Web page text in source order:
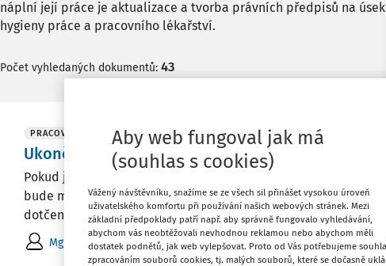
náplní její práce je aktualizace a tvorba právních předpisů na
hygieny práce a pracovního lékařství.
Počet vyhledaných dokumentů: 43
PRACOVNÍ SITUACE
Ukončení trvání nemoci z povolání
Pokud je posuzované osobě uznána nemoc z povolání,
bude mít uznanou do konce života. Některé nemoci jsou
dotčené osoby zlepšit a stabilizovat zdravotní stav po
Mgr. et Mgr. Nikol Michl ,Mgr. Aneta Kovářová
Aby web fungoval jak má
(souhlas s cookies)
Vážený návštěvníku, snažíme se ze všech sil přinášet vysokou úroveň
uživatelského komfortu při používání našich webových stránek. Mezi
základní předpoklady patří např. aby správně fungovalo vyhledávání,
abychom vás neobtěžovali nevhodnou reklamou nebo abychom měli
dostatek podnětů, jak web vylepšovat. Proto od Vás potřebujeme
zpracováním souborů cookies, tj. malých souborů, které se dočasně